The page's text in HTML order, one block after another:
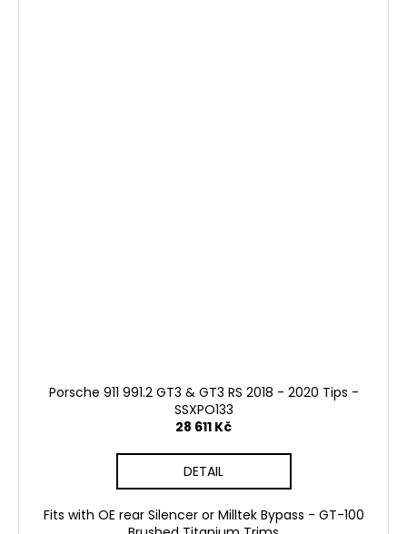
Porsche 911 991.2 GT3 & GT3 RS 2018 - 2020 Tips -
SSXPO133
28 611 Kč
DETAIL
Fits with OE rear Silencer or Milltek Bypass - GT-100